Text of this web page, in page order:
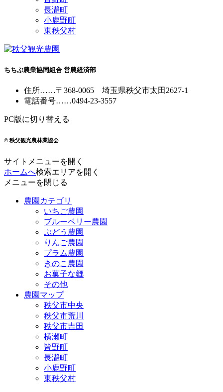
長瀞町
小鹿野町
東秩父村
ちちぶ農業協同組合 営農経済部
住所……〒368-0065 埼玉県秩父市太田2627-1
電話番号……0494-23-3557
PC版に切り替える
© 秩父観光農林業協会
サイトメニューを開く
ホームへ検索エリアを開く
メニューを閉じる
農園カテゴリ
いちご農園
ブルーベリー農園
ぶどう農園
りんご農園
プラム農園
きのこ農園
お菓子な郷
その他
農園マップ
秩父市中央
秩父市荒川
秩父市吉田
横瀬町
皆野町
長瀞町
小鹿野町
東秩父村